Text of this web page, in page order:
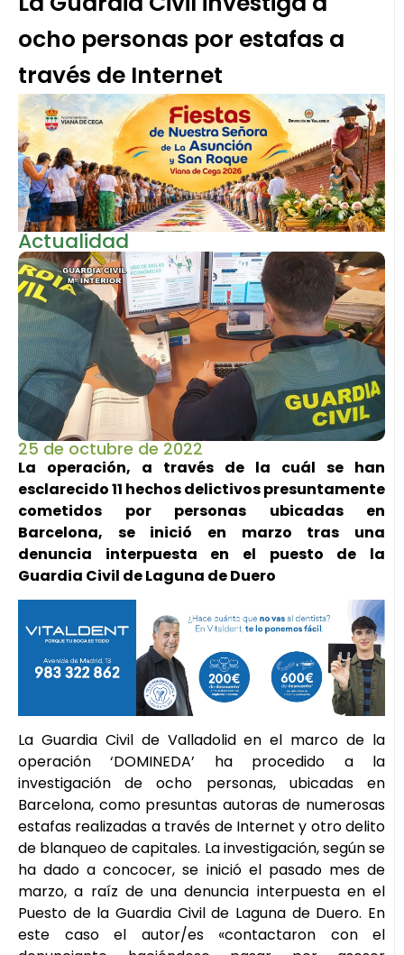
ocho personas por estafas a
través de Internet
Actualidad
25 de octubre de 2022
La operación, a través de la cuál se han
esclarecido 11 hechos delictivos presuntamente
cometidos por personas ubicadas en
Barcelona, se inició en marzo tras una
denuncia interpuesta en el puesto de la
Guardia Civil de Laguna de Duero
La Guardia Civil de Valladolid en el marco de la
operación ‘DOMINEDA’ ha procedido a la
investigación de ocho personas, ubicadas en
Barcelona, como presuntas autoras de numerosas
estafas realizadas a través de Internet y otro delito
de blanqueo de capitales. La investigación, según se
ha dado a concocer, se inició el pasado mes de
marzo, a raíz de una denuncia interpuesta en el
Puesto de la Guardia Civil de Laguna de Duero. En
este caso el autor/es «contactaron con el